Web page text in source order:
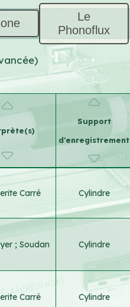
Le
Phonoflux
Support
d'enregistrement
Carré Cylindre
; Soudan Cylindre
Carré Cylindre